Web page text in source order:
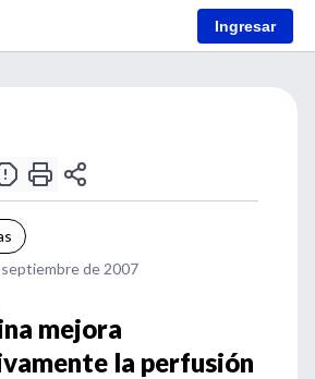
Ingresar
de 2007
mejora
la perfusión